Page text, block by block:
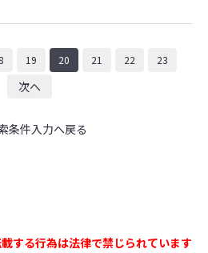
19 20 21 22 23
次へ
条件入力へ戻る
する行為は法律で禁じられています